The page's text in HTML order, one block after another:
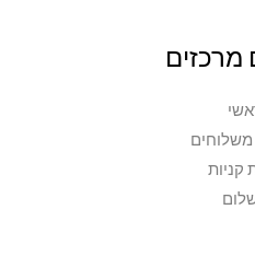
מרכזים
משלוחים
קניות